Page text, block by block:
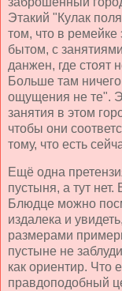
Этакий "Кулак
том, что в ремейке
бытом, с
данжен, где стоят
Больше там ничего
ощущения не те".
занятия в этом
чтобы они
тому, что есть
Ещё одна
пустыня, а тут
Блюдце можно
издалека и
размерами
пустыне не
как ориентир. Что
правдоподобный